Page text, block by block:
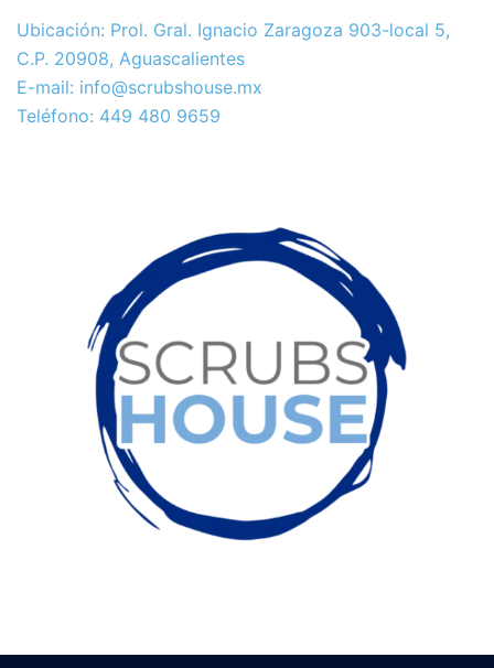
Ubicación: Prol. Gral. Ignacio Zaragoza 903-local 5,
C.P. 20908, Aguascalientes
E-mail: info@scrubshouse.mx
Teléfono: 449 480 9659